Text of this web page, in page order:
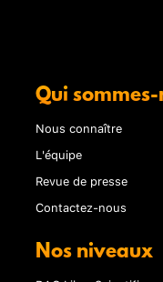
Qui sommes-
Nous connaître
L'équipe
Revue de presse
Contactez-nous
Nos niveaux